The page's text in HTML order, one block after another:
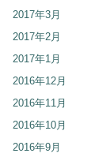
2017年3月
2017年2月
2017年1月
2016年12月
2016年11月
2016年10月
2016年9月